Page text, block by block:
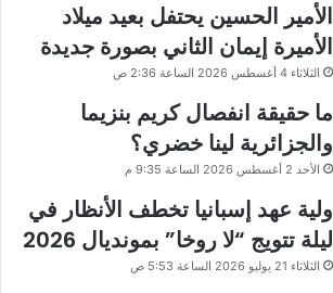
الأمير الحسين يحتفل بعيد ميلاد
الأميرة إيمان الثاني بصورة جديدة
الثلاثاء 4 أغسطس 2026 الساعة 2:36 ص
ما حقيقة انفصال كريم بنزيما
والجزائرية لينا خضري؟
الأحد 2 أغسطس 2026 الساعة 9:35 م
ولية عهد إسبانيا تخطف الأنظار في
ليلة تتويج “لا روخا” بمونديال 2026
الثلاثاء 21 يوليو 2026 الساعة 5:53 ص